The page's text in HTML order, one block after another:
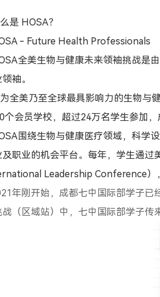
是 HOSA？
- Future Health Professionals
全美生物与健康未来领袖挑战是
袖。
全美乃至全球最具影响力的生物与
个会员学校，超过24万名学生参加
围绕生物与健康医疗领域，科学
及职业的机会平台。每年，学生通过
Leadership Conference）
年刚开始，成都七中国际部学子已
战（区域站）中，七中国际部学子传